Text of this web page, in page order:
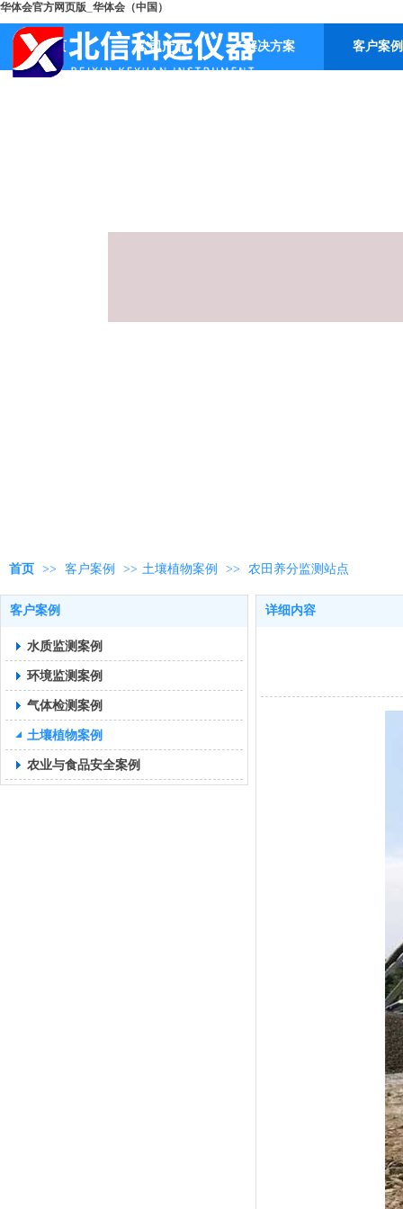
华体会官方网页版_华体会（中国）
首页 公司产品 解决方案 客户案例
首页 >> 客户案例 >> 土壤植物案例 >> 农田养分监测站点
客户案例
水质监测案例
环境监测案例
气体检测案例
土壤植物案例
农业与食品安全案例
详细内容